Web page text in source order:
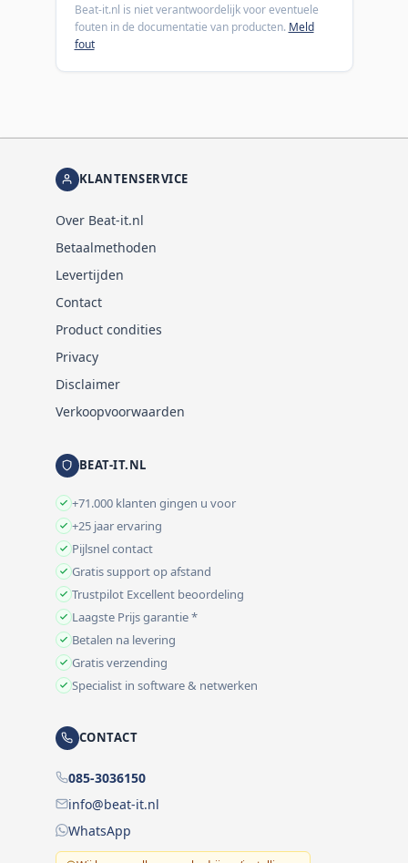
Beat-it.nl is niet verantwoordelijk voor eventuele
fouten in de documentatie van producten. Meld
fout
KLANTENSERVICE
Over Beat-it.nl
Betaalmethoden
Levertijden
Contact
Product condities
Privacy
Disclaimer
Verkoopvoorwaarden
BEAT-IT.NL
+71.000 klanten gingen u voor
+25 jaar ervaring
Pijlsnel contact
Gratis support op afstand
Trustpilot Excellent beoordeling
Laagste Prijs garantie *
Betalen na levering
Gratis verzending
Specialist in software & netwerken
CONTACT
085-3036150
info@beat-it.nl
WhatsApp